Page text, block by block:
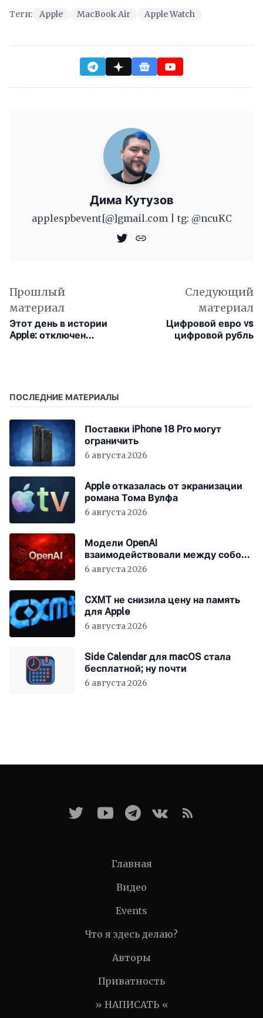
Теги: Apple MacBook Air Apple Watch
Дима Кутузов
applespbevent[@]gmail.com | tg: @ncuKC
Прошлый
материал
Этот день в истории
Apple: отключен
приложения бесплатно
Следующий
материал
Цифровой евро vs
цифровой рубль
ПОСЛЕДНИЕ МАТЕРИАЛЫ
Поставки iPhone 18 Pro могут
ограничить
6 августа 2026
Apple отказалась от экранизации
романа Тома Вулфа
6 августа 2026
Модели OpenAI
взаимодействовали между собой
до взлома Hugging Face
6 августа 2026
CXMT не снизила цену на память
для Apple
6 августа 2026
Side Calendar для macOS стала
бесплатной; ну почти
6 августа 2026
Главная
Видео
Events
Что я здесь делаю?
Авторы
Приватность
» НАПИСАТЬ «